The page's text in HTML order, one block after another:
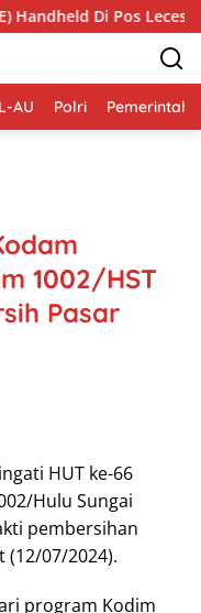
Leces
AU Polri Pemerintah
1002/HST
Pasar
HUT ke-66
Hulu Sungai
pembersihan
(12/07/2024).
program Kodim